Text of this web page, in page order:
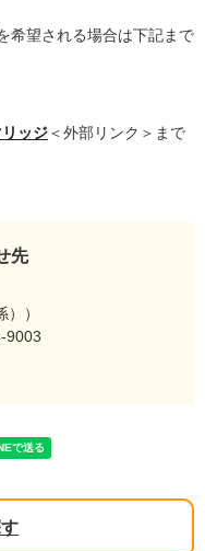
希望される場合は下記まで
ッジ＜外部リンク＞ まで
先
9003